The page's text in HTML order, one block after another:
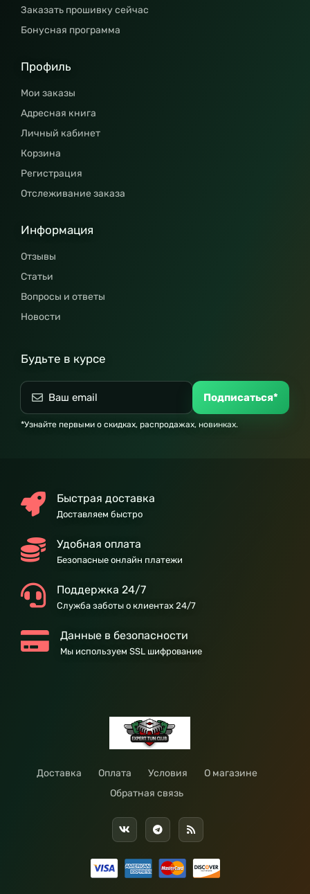
Заказать прошивку сейчас
Бонусная программа
Профиль
Мои заказы
Адресная книга
Личный кабинет
Корзина
Регистрация
Отслеживание заказа
Информация
Отзывы
Статьи
Вопросы и ответы
Новости
Будьте в курсе
Подписаться*
*Узнайте первыми о скидках, распродажах, новинках.
Быстрая доставка
Доставляем быстро
Удобная оплата
Безопасные онлайн платежи
Поддержка 24/7
Служба заботы о клиентах 24/7
Данные в безопасности
Мы используем SSL шифрование
Доставка Оплата Условия
О магазине
Обратная связь